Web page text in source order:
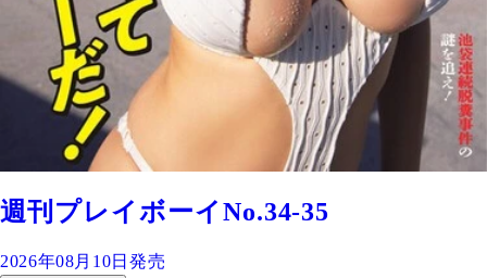
週刊プレイボーイNo.34-35
2026年08月10日発売